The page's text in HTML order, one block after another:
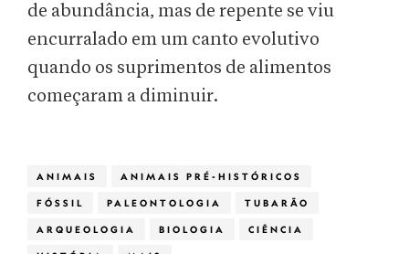
de abundância, mas de repente se viu
encurralado em um canto evolutivo
quando os suprimentos de alimentos
começaram a diminuir.
ANIMAIS ANIMAIS PRÉ-HISTÓRICOS
FÓSSIL PALEONTOLOGIA TUBARÃO
ARQUEOLOGIA BIOLOGIA CIÊNCIA